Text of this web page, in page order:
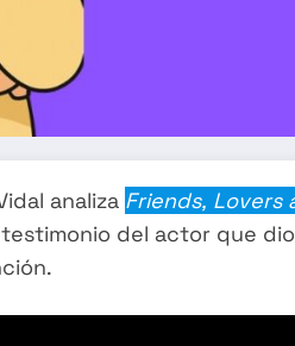
analiza Friends, Lovers
del actor que